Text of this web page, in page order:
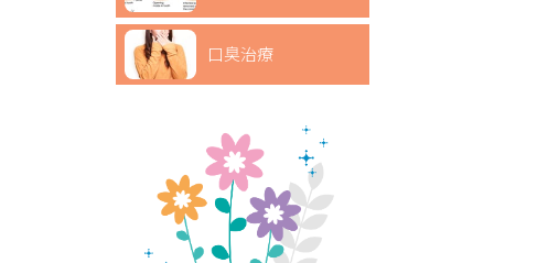
口臭治療